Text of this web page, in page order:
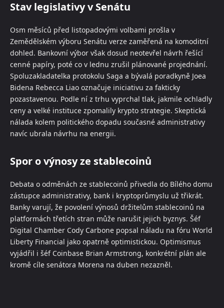
Stav legislativy v Senátu
Osm měsíců před listopadovými volbami prošla v
Zemědělském výboru Senátu verze zaměřená na komoditní
dohled. Bankovní výbor však dosud neotevřel návrh řešící
cenné papíry, poté co v lednu zrušil plánované projednání.
Spoluzakladatelka protokolu Saga a bývalá poradkyně Joea
Bidena Rebecca Liao označuje iniciativu za fakticky
pozastavenou. Podle ní z trhu vyprchal tlak, jakmile ochladly
ceny a velké instituce zpomalily krypto strategie. Skeptická
nálada kolem politického dopadu současné administrativy
navíc ubrala návrhu na energii.
Spor o výnosy ze stablecoinů
Debata o odměnách ze stablecoinů přivedla do Bílého domu
zástupce administrativy, bank i kryptoprůmyslu už třikrát.
Banky varují, že povolení výnosů držitelům stablecoinů na
platformách třetích stran může narušit jejich byznys. Šéf
Digital Chamber Cody Carbone popsal náladu na fóru World
Liberty Financial jako opatrně optimistickou. Optimismus
vyjádřil i šéf Coinbase Brian Armstrong, konkrétní plán ale
kromě cíle senátora Morena na duben nezazněl.